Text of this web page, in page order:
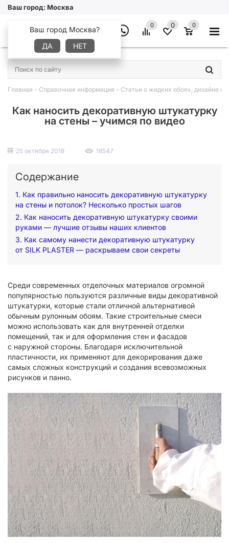
Ваш город:Москва
Ваш город Москва?
ДА
НЕТ
0 0 0
×
Главная - Справочная информация - Статьи о жидких обоях, дизайне и
Как наносить декоративную штукатурку
на стены – учимся по видео
25 октября 2018 18547
Содержание
1. Как правильно наносить декоративную штукатурку
на стены и потолок? Несколько простых шагов
2. Как наносить декоративную штукатурку своими
руками — лучшие отзывы наших клиентов
3. Как самому нанести декоративную штукатурку
от SILK PLASTER — раскрываем свои секреты
Среди современных отделочных материалов огромной
популярностью пользуются различные виды декоративной
штукатурки, которые стали отличной альтернативой
обычным рулонным обоям. Такие строительные смеси
можно использовать как для внутренней отделки
помещений, так и для оформления стен и фасадов
с наружной стороны. Благодаря исключительной
пластичности, их применяют для декорирования даже
самых сложных конструкций и создания всевозможных
рисунков и панно.